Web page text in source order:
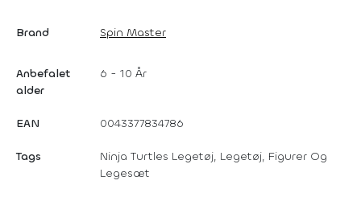
Brand Spin Master
Anbefalet
alder
6 - 10 År
EAN 0043377834786
Tags
Ninja Turtles Legetøj, Legetøj, Figurer Og
Legesæt